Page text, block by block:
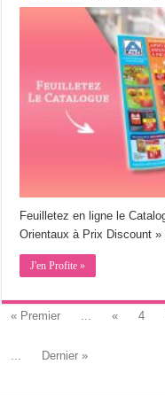
Feuilletez en ligne le
Orientaux à Prix Discount »
J'en Profite »
« Premier « 4
Dernier »